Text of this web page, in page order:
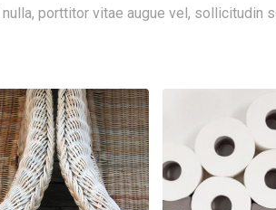
porttitor vitae augue vel,